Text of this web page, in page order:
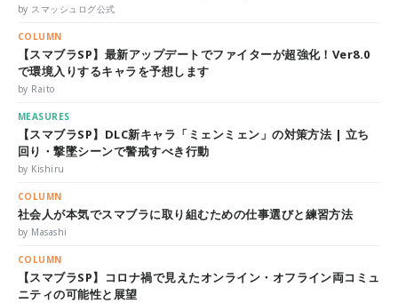
by スマッシュログ公式
COLUMN
【スマブラSP】最新アップデートでファイターが超強化！Ver8.0
で環境入りするキャラを予想します
by Raito
MEASURES
【スマブラSP】DLC新キャラ「ミェンミェン」の対策方法 | 立ち
回り・撃墜シーンで警戒すべき行動
by Kishiru
COLUMN
社会人が本気でスマブラに取り組むための仕事選びと練習方法
by Masashi
COLUMN
【スマブラSP】コロナ禍で見えたオンライン・オフライン両コミュ
ニティの可能性と展望